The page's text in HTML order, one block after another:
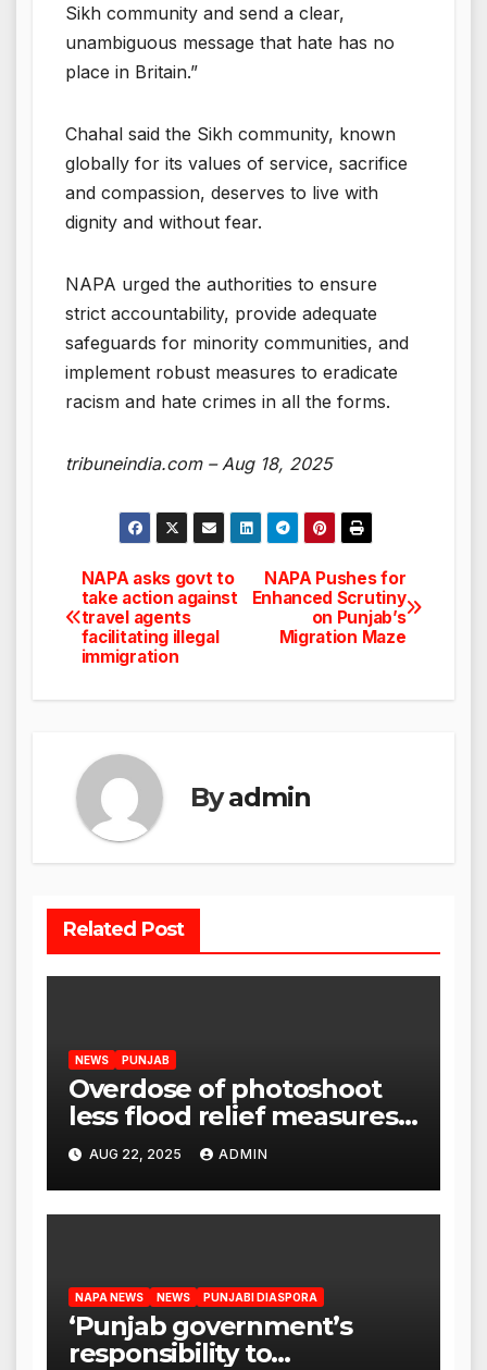
Sikh community and send a clear,
unambiguous message that hate has no
place in Britain.”
Chahal said the Sikh community, known
globally for its values of service, sacrifice
and compassion, deserves to live with
dignity and without fear.
NAPA urged the authorities to ensure
strict accountability, provide adequate
safeguards for minority communities, and
implement robust measures to eradicate
racism and hate crimes in all the forms.
tribuneindia.com – Aug 18, 2025
Post
navigation
NAPA Pushes for
Enhanced Scrutiny
on Punjab’s
Migration Maze
NAPA asks govt to
take action against
travel agents
facilitating illegal
immigration
Byadmin
Related Post
NEWS PUNJAB
Overdose of photoshoot
less flood relief measures:
Satnam Singh Chahal tells
CM Mann
AUG 22, 2025 ADMIN
NAPA NEWS NEWS PUNJABI DIASPORA
‘Punjab government’s
responsibility to